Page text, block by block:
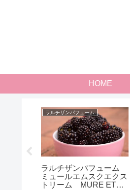
HOME
ラルチザンパフューム
ラルチザンパフューム
ミュールエムスクエクス
トリーム MURE ET